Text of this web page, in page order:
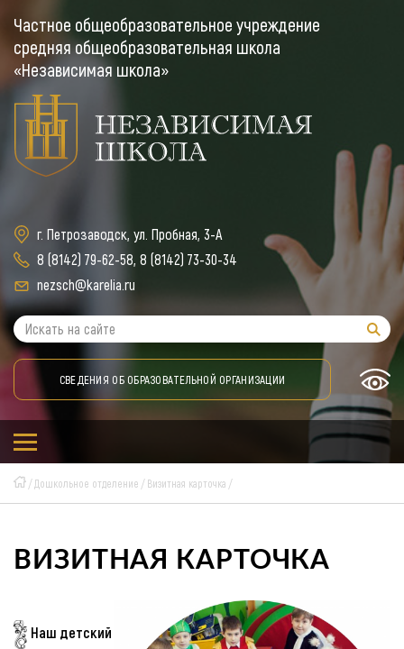
Частное общеобразовательное учреждение
средняя общеобразовательная школа
«Независимая школа»
г. Петрозаводск, ул. Пробная, 3-А
8 (8142) 79-62-58, 8 (8142) 73-30-34
nezsch@karelia.ru
СВЕДЕНИЯ ОБ ОБРАЗОВАТЕЛЬНОЙ ОРГАНИЗАЦИИ
Дошкольное отделение Визитная карточка
ВИЗИТНАЯ КАРТОЧКА
Наш детский